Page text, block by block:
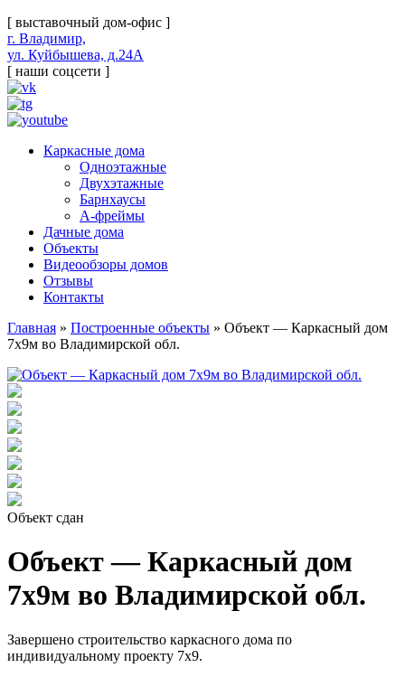
[ выставочный дом-офис ]
г. Владимир,
ул. Куйбышева, д.24А
[ наши соцсети ]
Каркасные дома
Одноэтажные
Двухэтажные
Барнхаусы
А-фреймы
Дачные дома
Объекты
Видеообзоры домов
Отзывы
Контакты
Главная » Построенные объекты » Объект — Каркасный дом
7х9м во Владимирской обл.
Объект сдан
Объект — Каркасный дом
7х9м во Владимирской обл.
Завершено строительство каркасного дома по
индивидуальному проекту 7х9.